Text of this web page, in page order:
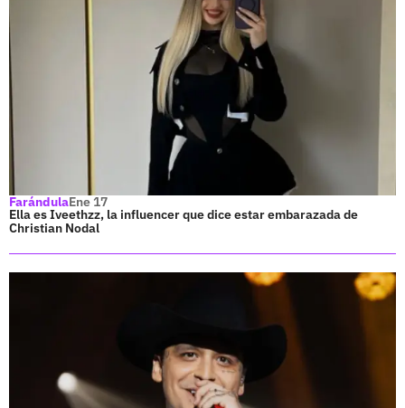
FarándulaEne 17
Ella es Iveethzz, la influencer que dice estar embarazada de
Christian Nodal